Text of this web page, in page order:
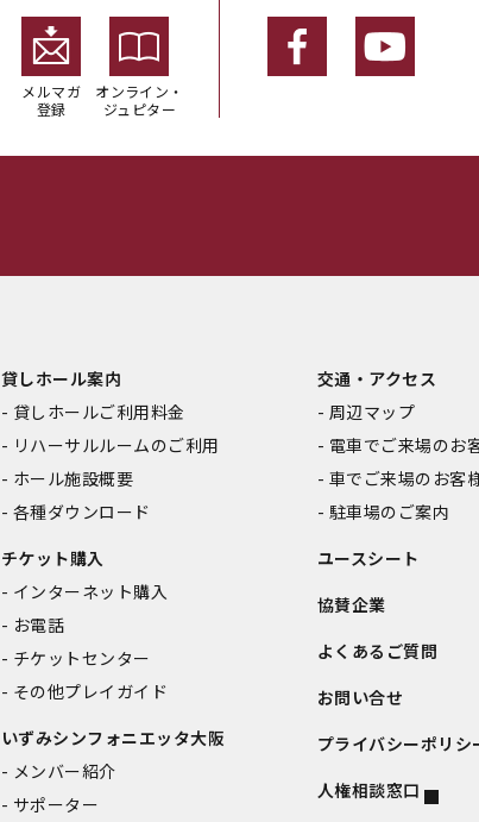
メルマガ
登録
オンライン・
ジュピター
貸しホール案内
貸しホールご利用料金
リハーサルルームのご利用
ホール施設概要
各種ダウンロード
チケット購入
インターネット購入
お電話
チケットセンター
その他プレイガイド
いずみシンフォニエッタ大阪
メンバー紹介
サポーター
交通・アクセス
周辺マップ
電車でご来場のお
車でご来場のお客
駐車場のご案内
ユースシート
協賛企業
よくあるご質問
お問い合せ
プライバシーポリシ
人権相談窓口